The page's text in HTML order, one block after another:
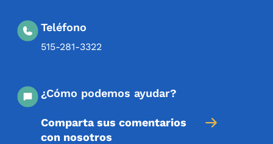
Teléfono
515-281-3322
¿Cómo podemos ayudar?
Comparta sus comentarios
con nosotros